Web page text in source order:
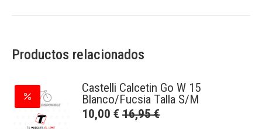
Productos relacionados
Castelli Calcetin Go W 15
Blanco/Fucsia Talla S/M
10,00 € 16,95€